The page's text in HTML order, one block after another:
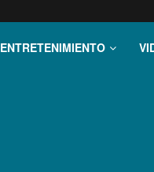
ENTRETENIMIENTO